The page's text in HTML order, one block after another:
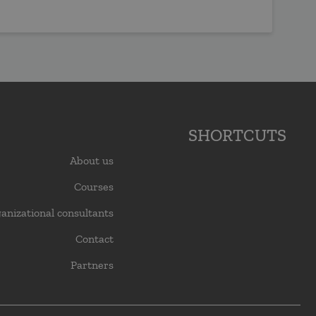
SHORTCUTS
About us
Courses
consultants
Contact
Partners